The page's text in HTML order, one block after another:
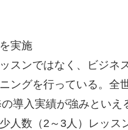
実施
スンではなく、ビジネ
ングを行っている。全
導入実績が強みといえ
人数（2～3人）レッス